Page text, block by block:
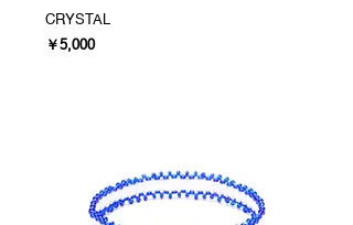
CRYSTAL
価格
￥5,000